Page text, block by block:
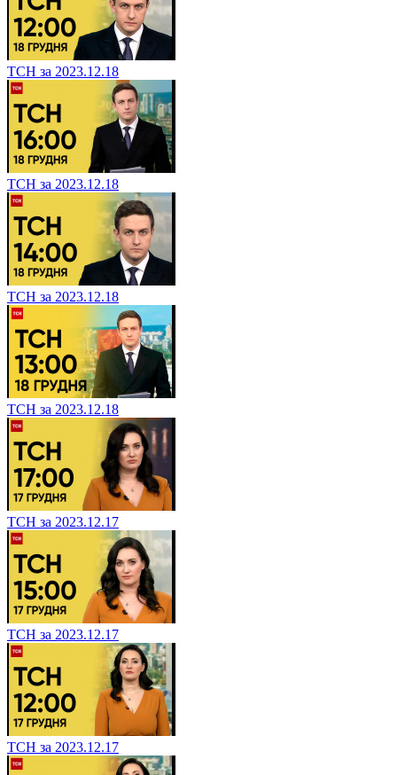
ТСН за 2023.12.18
ТСН за 2023.12.18
ТСН за 2023.12.18
ТСН за 2023.12.18
ТСН за 2023.12.17
ТСН за 2023.12.17
ТСН за 2023.12.17